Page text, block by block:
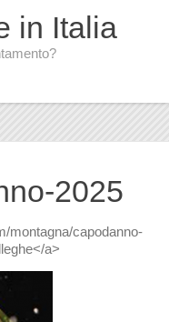
in Italia
2025
montagna/capodanno-
a>